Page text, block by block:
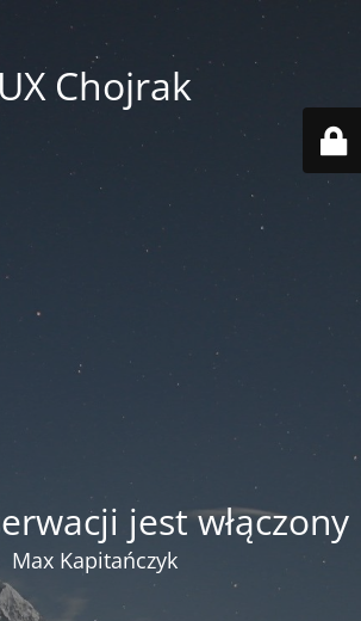
UX Chojrak
jest włączony
Max Kapitańczyk